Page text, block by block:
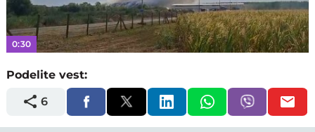
Video
0:30
Podelite vest:
6